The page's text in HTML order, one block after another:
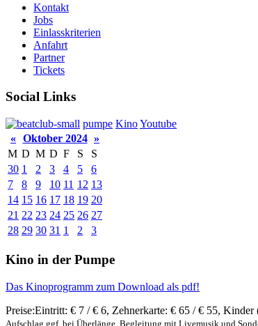
Kontakt
Jobs
Einlasskriterien
Anfahrt
Partner
Tickets
Social Links
pumpe KinoYoutube
« Oktober 2024 »
M D M D F S
S
30 1 2 3 4 5
6
7
8 9 10 11 12 13
14 15 16 17 18 19 20
21 22 23 24 25 26 27
28 29 30 31 1 2 3
Kino in der Pumpe
Das Kinoprogramm zum Download als pdf!
Preise:Eintritt: € 7 / € 6, Zehnerkarte: € 65 / € 55, Kinder
Aufschlag ggf. bei Überlänge, Begleitung mit Livemusik und